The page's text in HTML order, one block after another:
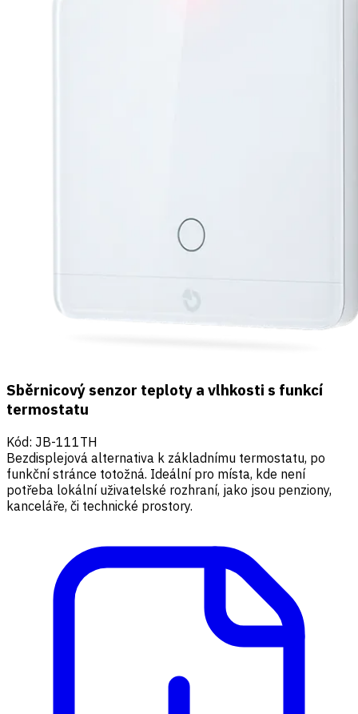
Sběrnicový senzor teploty a vlhkosti s funkcí
termostatu
Kód: JB-111TH
Bezdisplejová alternativa k základnímu termostatu, po
funkční stránce totožná. Ideální pro místa, kde není
potřeba lokální uživatelské rozhraní, jako jsou penziony,
kanceláře, či technické prostory.